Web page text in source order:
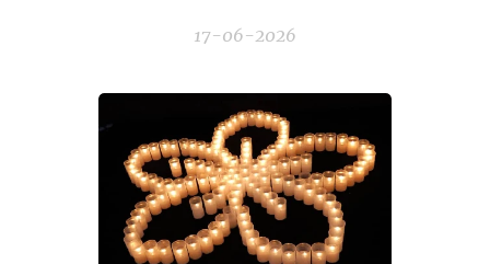
17-06-2026